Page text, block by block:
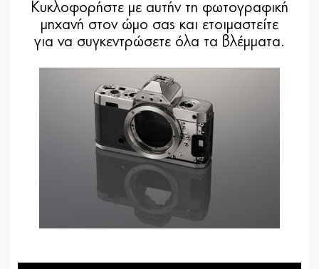
Κυκλοφορήστε με αυτήν τη φωτογραφική
μηχανή στον ώμο σας και ετοιμαστείτε
για να συγκεντρώσετε όλα τα βλέμματα.